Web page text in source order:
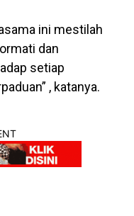
ini mestilah
dan
setiap
, katanya.